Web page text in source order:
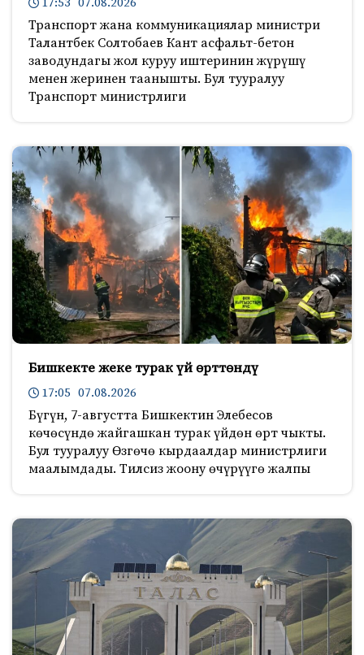
17:53 07.08.2026
Транспорт жана коммуникациялар министри
Талантбек Солтобаев Кант асфальт-бетон
заводундагы жол куруу иштеринин жүрүшү
менен жеринен таанышты. Бул тууралуу
Транспорт министрлиги
Бишкекте жеке турак үй өрттөндү
17:05 07.08.2026
Бүгүн, 7-августта Бишкектин Элебесов
көчөсүндө жайгашкан турак үйдөн өрт чыкты.
Бул тууралуу Өзгөчө кырдаалдар министрлиги
маалымдады. Тилсиз жоону өчүрүүгө жалпы